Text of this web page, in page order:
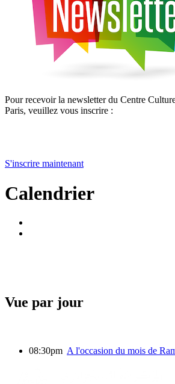
Pour recevoir la newsletter du Centre
Paris, veuillez vous inscrire :
S'inscrire maintenant
Calendrier
Vue par jour
08:30pm A l'occasion du mois de